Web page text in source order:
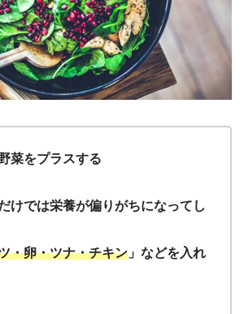
菜をプラスする
けでは栄養が偏りがちになってし
・卵・ツナ・チキン 」などを入れ